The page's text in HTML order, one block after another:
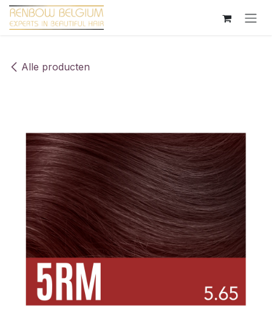
Overslaan naar inhoud
Alle producten